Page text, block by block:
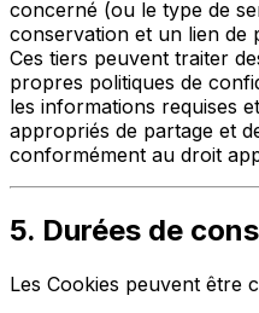
concerné (ou le type de
conservation et un lien de
Ces tiers peuvent traiter
propres politiques de
les informations requises
appropriés de partage et
conformément au droit
5. Durées de
Les Cookies peuvent être